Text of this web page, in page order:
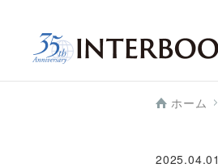
ホーム
2025.04.01